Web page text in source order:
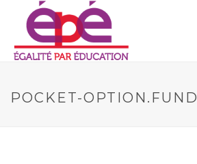
POCKET-OPTION.FUND